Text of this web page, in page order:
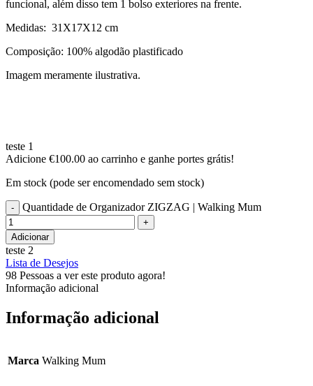
funcional, além disso tem 1 bolso exteriores na frente.
Medidas: 31X17X12 cm
Composição: 100% algodão plastificado
Imagem meramente ilustrativa.
teste 1
Adicione €100.00 ao carrinho e ganhe portes grátis!
Em stock (pode ser encomendado sem stock)
Quantidade de Organizador ZIGZAG | Walking Mum
Adicionar
teste 2
Lista de Desejos
98 Pessoas a ver este produto agora!
Informação adicional
Informação adicional
Marca Walking Mum